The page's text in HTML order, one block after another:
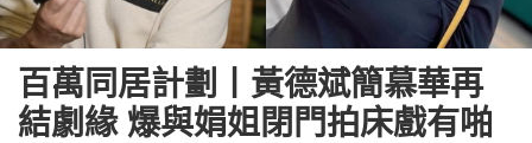
百萬同居計劃丨黃德斌簡慕華再
結劇緣 爆與娟姐閉門拍床戲有啪